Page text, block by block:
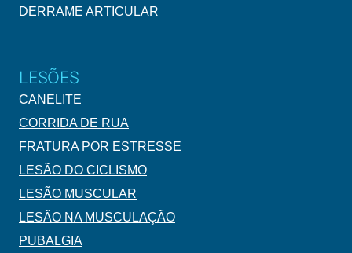
DERRAME ARTICULAR
LESÕES
CANELITE
CORRIDA DE RUA
FRATURA POR ESTRESSE
LESÃO DO CICLISMO
LESÃO MUSCULAR
LESÃO NA MUSCULAÇÃO
PUBALGIA